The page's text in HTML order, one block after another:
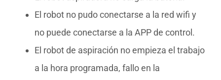
El robot no pudo conectarse a la red wifi y
no puede conectarse a la APP de control.
El robot de aspiración no empieza el trabajo
a la hora programada, fallo en la